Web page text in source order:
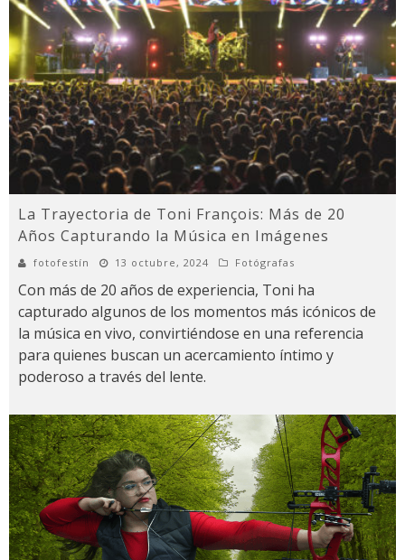
La Trayectoria de Toni François: Más de 20
Años Capturando la Música en Imágenes
fotofestín 13 octubre, 2024 Fotógrafas
Con más de 20 años de experiencia, Toni ha
capturado algunos de los momentos más icónicos de
la música en vivo, convirtiéndose en una referencia
para quienes buscan un acercamiento íntimo y
poderoso a través del lente.